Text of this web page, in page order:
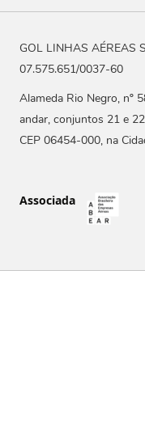
GOL LINHAS AÉREAS
07.575.651/0037-60
Alameda Rio Negro, nº
andar, conjuntos 21 e
CEP 06454-000, na
Associada